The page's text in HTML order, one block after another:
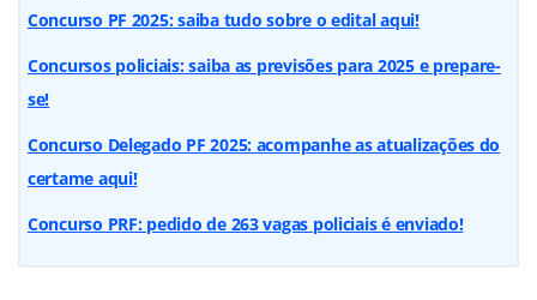
Concurso PF 2025: saiba tudo sobre o edital aqui!
Concursos policiais: saiba as previsões para 2025 e prepare-
se!
Concurso Delegado PF 2025: acompanhe as atualizações do
certame aqui!
Concurso PRF: pedido de 263 vagas policiais é enviado!